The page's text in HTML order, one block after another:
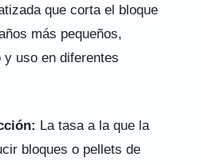
que corta el bloque
más pequeños,
uso en diferentes
La tasa a la que la
bloques o pellets de